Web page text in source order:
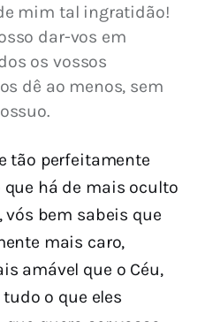
mim tal ingratidão!
dar-vos em
os vossos
dê ao menos, sem
tão perfeitamente
há de mais oculto
vós bem sabeis que
mais caro,
amável que o Céu,
o que eles